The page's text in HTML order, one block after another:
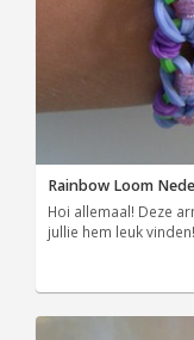
Rainbow Loom
Hoi allemaal! Deze
jullie hem leuk